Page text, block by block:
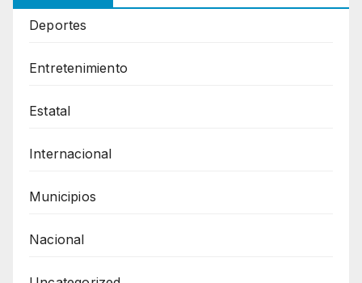
Deportes
Entretenimiento
Estatal
Internacional
Municipios
Nacional